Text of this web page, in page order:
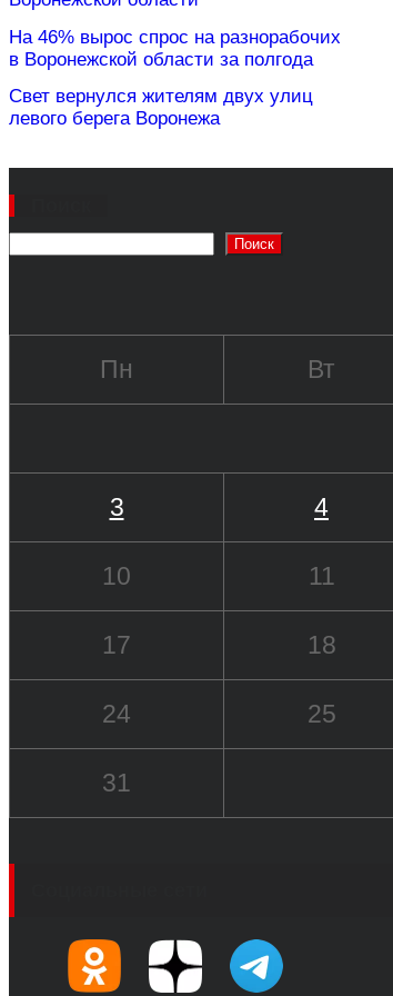
На 46% вырос спрос на разнорабочих
в Воронежской области за полгода
Свет вернулся жителям двух улиц
левого берега Воронежа
Поиск
Пн Вт
3 4
10 11
17 18
24 25
31